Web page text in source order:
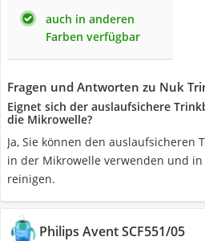
auch in anderen
Farben verfügbar
Fragen und Antworten zu Nuk
Eignet sich der auslaufsichere
die Mikrowelle?
Ja, Sie können den auslaufsicheren
in der Mikrowelle verwenden und in
reinigen.
Philips Avent SCF551/05